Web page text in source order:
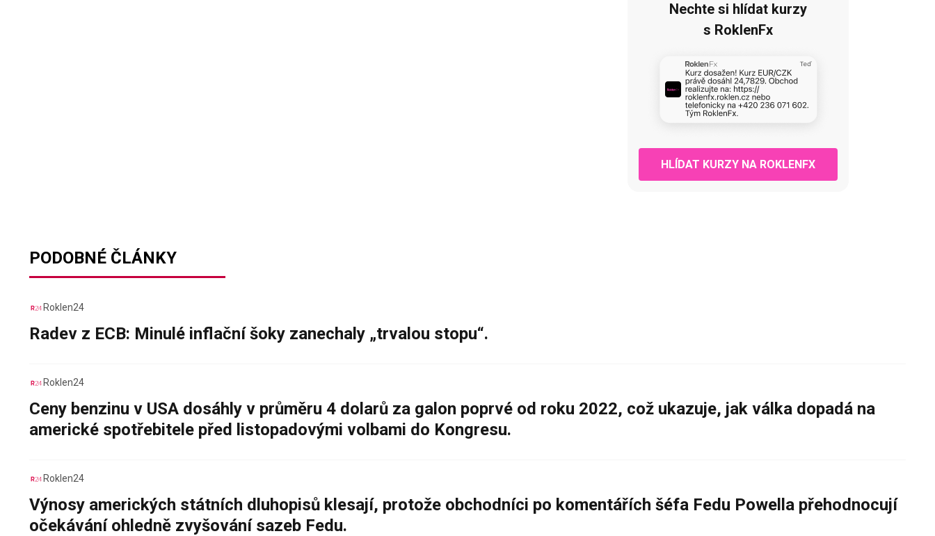
Nechte si hlídat kurzy
s RoklenFx
HLÍDAT KURZY NA ROKLENFX
PODOBNÉ ČLÁNKY
Roklen24
Radev z ECB: Minulé inflační šoky zanechaly „trvalou stopu“.
Roklen24
Ceny benzinu v USA dosáhly v průměru 4 dolarů za galon poprvé od roku 2022, což ukazuje, jak válka dopadá na
americké spotřebitele před listopadovými volbami do Kongresu.
Roklen24
Výnosy amerických státních dluhopisů klesají, protože obchodníci po komentářích šéfa Fedu Powella přehodnocují
očekávání ohledně zvyšování sazeb Fedu.